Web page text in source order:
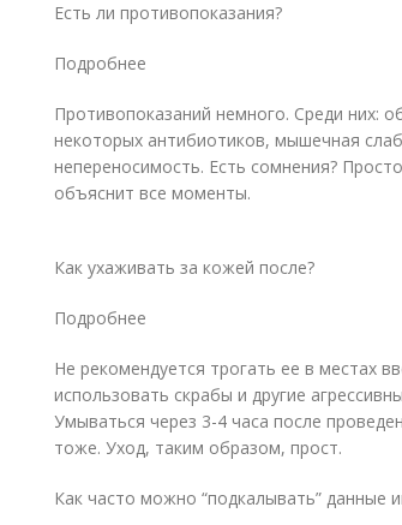
Есть ли противопоказания?
Подробнее
Противопоказаний немного. Среди них:
некоторых антибиотиков, мышечная
непереносимость. Есть сомнения?
объяснит все моменты.
Как ухаживать за кожей после?
Подробнее
Не рекомендуется трогать ее в местах
использовать скрабы и другие
Умываться через 3-4 часа после
тоже. Уход, таким образом, прост.
Как часто можно “подкалывать” данные